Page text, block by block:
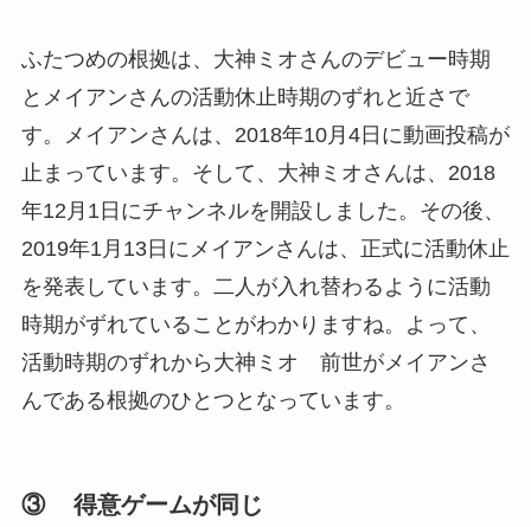
ふたつめの根拠は、大神ミオさんのデビュー時期
とメイアンさんの活動休止時期のずれと近さで
す。メイアンさんは、2018年10月4日に動画投稿が
止まっています。そして、大神ミオさんは、2018
年12月1日にチャンネルを開設しました。その後、
2019年1月13日にメイアンさんは、正式に活動休止
を発表しています。二人が入れ替わるように活動
時期がずれていることがわかりますね。よって、
活動時期のずれから大神ミオ 前世がメイアンさ
んである根拠のひとつとなっています。
③ 得意ゲームが同じ